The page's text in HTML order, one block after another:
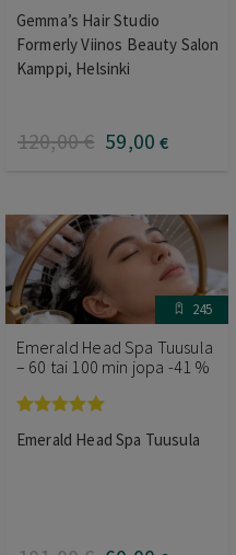
Gemma’s Hair Studio
Formerly Viinos Beauty Salon
Kamppi, Helsinki
120,00€ 59,00 €
245
Emerald Head Spa Tuusula
– 60 tai 100 min jopa -41 %
tuotteesta:
Emerald Head Spa Tuusula